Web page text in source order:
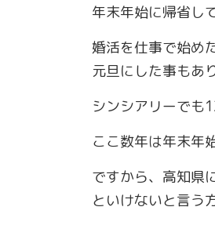
年末年始に帰省し
婚活を仕事で始め
元旦にした事もあ
シンシアリーでも
ここ数年は年末年
ですから、高知県
といけないと言う